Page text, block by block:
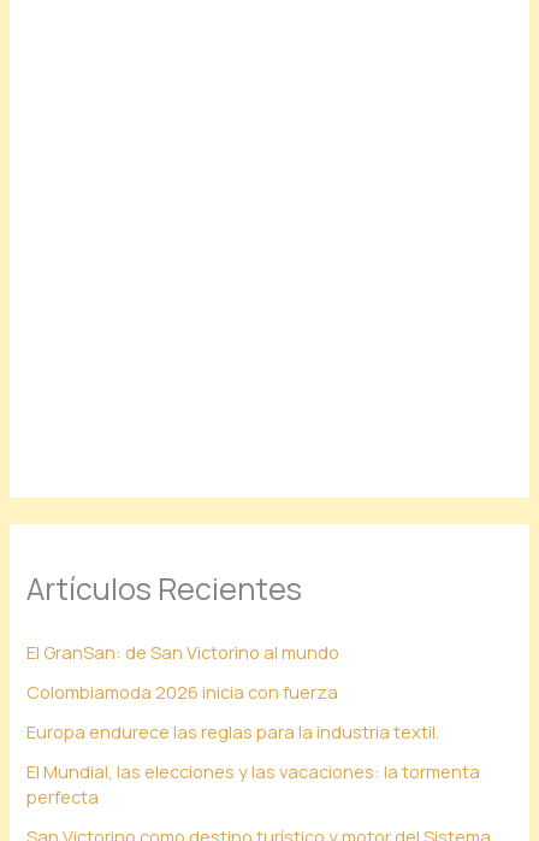
Artículos Recientes
El GranSan: de San Victorino al mundo
Colombiamoda 2026 inicia con fuerza
Europa endurece las reglas para la industria textil.
El Mundial, las elecciones y las vacaciones: la tormenta
perfecta
San Victorino como destino turístico y motor del Sistema